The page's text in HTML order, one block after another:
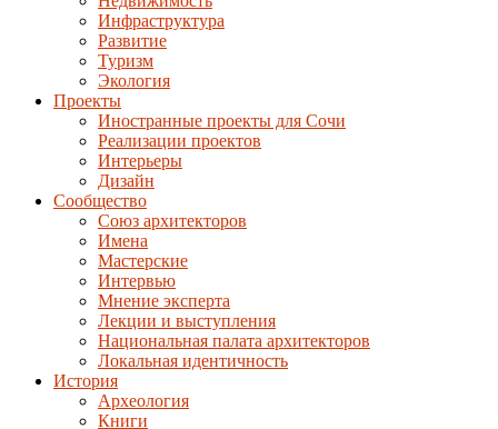
Инфраструктура
Развитие
Туризм
Экология
Проекты
Иностранные проекты для Сочи
Реализации проектов
Интерьеры
Дизайн
Сообщество
Союз архитекторов
Имена
Мастерские
Интервью
Мнение эксперта
Лекции и выступления
Национальная палата архитекторов
Локальная идентичность
История
Археология
Книги